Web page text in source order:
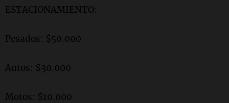
ESTACIONAMIENTO:
Pesados: $50.000
Autos: $30.000
Motos: $10.000